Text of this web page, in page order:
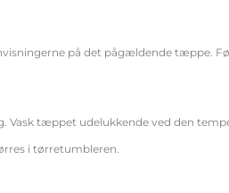
på det pågældende tæppe.
tæppet udelukkende ved den
i tørretumbleren.